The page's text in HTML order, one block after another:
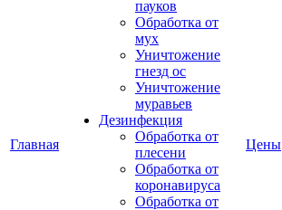
Главная
пауков
Обработка от
мух
Уничтожение
гнезд ос
Уничтожение
муравьев
Дезинфекция
Обработка от
плесени
Обработка от
коронавируса
Обработка от
Цены